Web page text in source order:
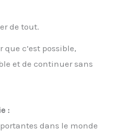
de tout.
que c’est possible,
et de continuer sans
:
dans le monde